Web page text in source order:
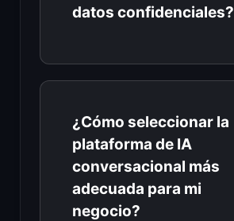
datos confidenciales?
¿Cómo seleccionar la
plataforma de IA
conversacional más
adecuada para mi
negocio?